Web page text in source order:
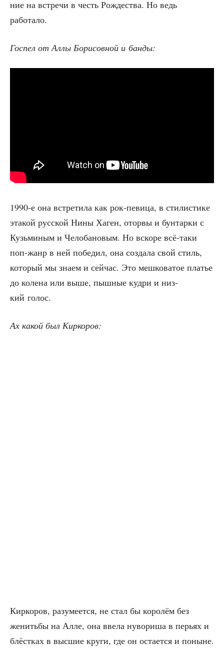
ние на встре­чи в честь Рож­де­ства. Но ведь
работало.
Госпел от Аллы Бори­сов­ной и банды:
1990‑е она встре­ти­ла как рок-певи­ца, в сти­ли­сти­ке
эта­кой рус­ской Нины Хаген, ото­рвы и бун­тар­ки с
Кузь­ми­ным и Чело­ба­но­вым. Но вско­ре всё-таки
поп-жанр в ней побе­дил, она созда­ла свой стиль,
кото­рый мы зна­ем и сей­час. Это меш­ко­ва­тое пла­тье
до коле­на или выше, пыш­ные куд­ри и низ­
кий голос.
Ах какой был Киркоров:
Кир­ко­ров, разу­ме­ет­ся, не стал бы коро­лём без
женить­бы на Алле, она вве­ла нуво­ри­ша в перьях и
блёст­ках в выс­шие кру­ги, где он оста­ет­ся и поныне.